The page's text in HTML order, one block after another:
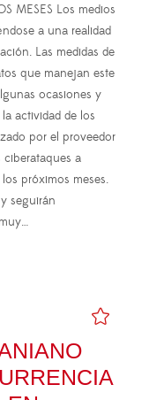
MESES Los medios
a una realidad
Las medidas de
que manejan este
ocasiones y
actividad de los
por el proveedor
ciberataques a
próximos meses.
seguirán